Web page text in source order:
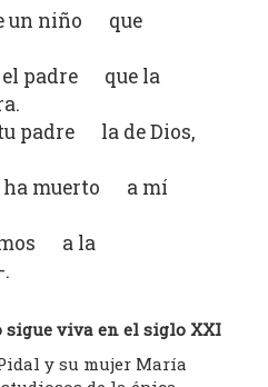
un niño que
el padre que la
padre la de Dios,
ha muerto a mí
a la
sigue viva en el siglo XXI
y su mujer María